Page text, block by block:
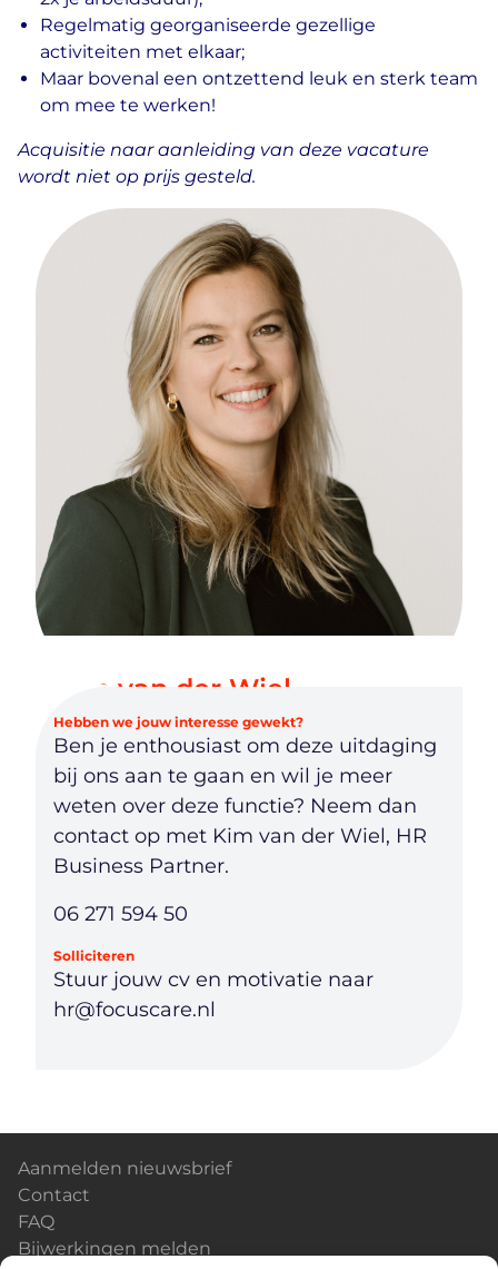
Regelmatig georganiseerde gezellige
activiteiten met elkaar;
Maar bovenal een ontzettend leuk en sterk team
om mee te werken!
Acquisitie naar aanleiding van deze vacature
wordt niet op prijs gesteld.
Hebben we jouw interesse gewekt?
Ben je enthousiast om deze uitdaging
bij ons aan te gaan en wil je meer
weten over deze functie? Neem dan
contact op met Kim van der Wiel, HR
Business Partner.
06 271 594 50
Solliciteren
Stuur jouw cv en motivatie naar
hr@focuscare.nl
Kim van der Wiel
HR Business Partner
Aanmelden nieuwsbrief
Contact
FAQ
Bijwerkingen melden